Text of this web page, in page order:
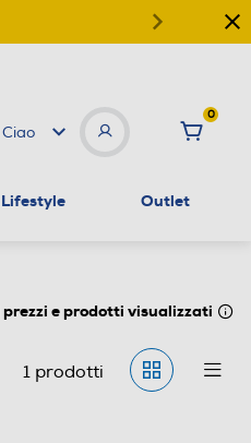
Ciao
0
Lifestyle Outlet
e prodotti visualizzati
1prodotti